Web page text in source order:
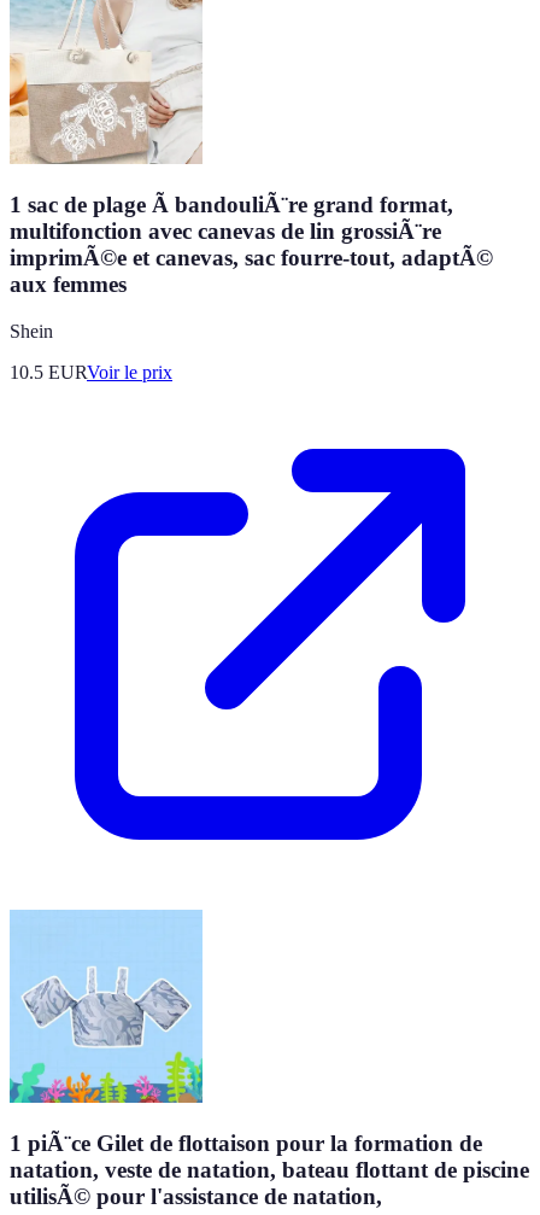
1 sac de plage Ã bandouliÃ¨re grand format,
multifonction avec canevas de lin grossiÃ¨re
imprimÃ©e et canevas, sac fourre-tout, adaptÃ©
aux femmes
Shein
10.5 EURVoir le prix
1 piÃ¨ce Gilet de flottaison pour la formation de
natation, veste de natation, bateau flottant de piscine
utilisÃ© pour l'assistance de natation,